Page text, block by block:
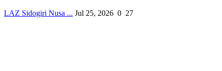
LAZ Sidogiri Nusa ... Jul 25, 2026 0 27